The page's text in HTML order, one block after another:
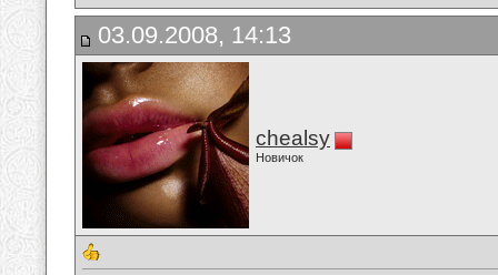
03.09.2008, 14:13
chealsy
Новичок